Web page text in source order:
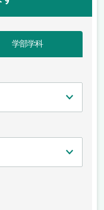
学部学科